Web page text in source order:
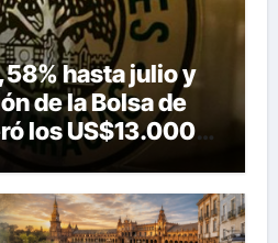
hasta julio y
de la Bolsa de
los US$13.000